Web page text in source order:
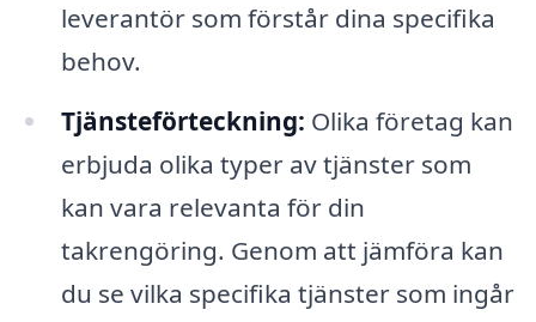
leverantör som förstår dina specifika
behov.
Tjänsteförteckning: Olika företag kan
erbjuda olika typer av tjänster som
kan vara relevanta för din
takrengöring. Genom att jämföra kan
du se vilka specifika tjänster som ingår